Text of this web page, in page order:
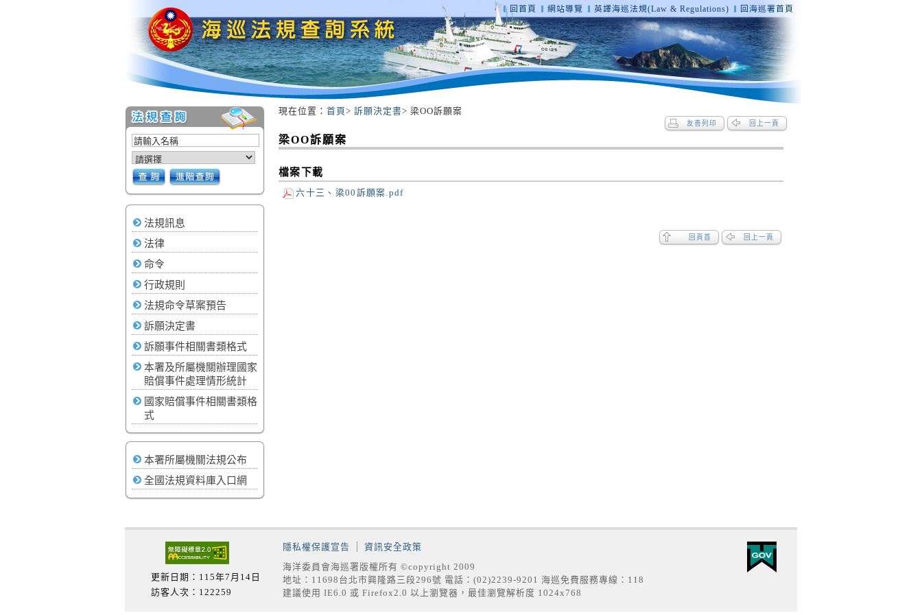
回首頁 網站導覽 英譯海巡法規(Law & Regulations) 回海巡署首頁
法規訊息
法律
命令
行政規則
法規命令草案預告
訴願決定書
訴願事件相關書類格式
本署及所屬機關辦理國家
賠償事件處理情形統計
國家賠償事件相關書類格
式
本署所屬機關法規公布
全國法規資料庫入口網
現在位置： 首頁> 訴願決定書> 梁OO訴願案
友善列印 回上一頁
梁OO訴願案
檔案下載
六十三、梁00訴願案.pdf
回頁首 回上一頁
更新日期：115年7月14日
訪客人次：122259
隱私權保護宣告
資訊安全政策
海洋委員會海巡署版權所有 ©copyright 2009
地址：11698台北市興隆路三段296號 電話：(02)2239-9201 海巡免費服務專線：118
建議使用 IE6.0 或 Firefox2.0 以上瀏覽器，最佳瀏覽解析度 1024x768